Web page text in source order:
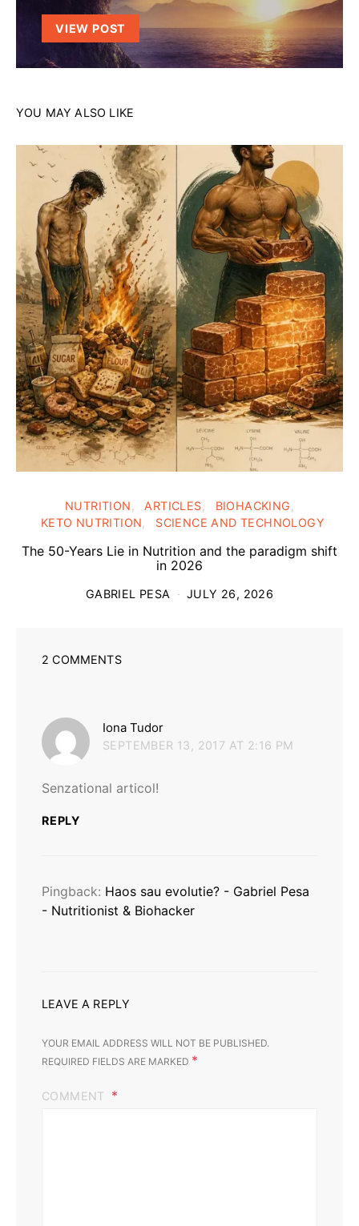
VIEW POST
YOU MAY ALSO LIKE
NUTRITION ARTICLES
BIOHACKING
KETO NUTRITION
SCIENCE AND TECHNOLOGY
The 50-Years Lie in Nutrition and the paradigm shift
in 2026
GABRIEL PESA JULY 26, 2026
2 COMMENTS
Iona Tudor
SEPTEMBER 13, 2017 AT 2:16 PM
Senzational articol!
REPLY
Pingback: Haos sau evolutie? - Gabriel Pesa
- Nutritionist & Biohacker
LEAVE A REPLY
YOUR EMAIL ADDRESS WILL NOT BE PUBLISHED.
REQUIRED FIELDS ARE MARKED *
COMMENT